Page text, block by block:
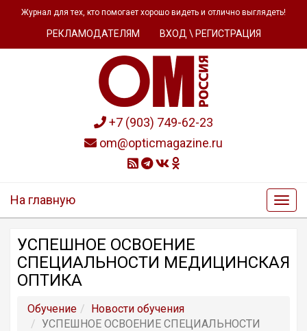
Журнал для тех, кто помогает хорошо видеть и отлично выглядеть!
РЕКЛАМОДАТЕЛЯМ ВХОД \ РЕГИСТРАЦИЯ
+7 (903) 749-62-23
om@opticmagazine.ru
На главную
УСПЕШНОЕ ОСВОЕНИЕ
СПЕЦИАЛЬНОСТИ МЕДИЦИНСКАЯ
ОПТИКА
Обучение
Новости обучения
УСПЕШНОЕ ОСВОЕНИЕ СПЕЦИАЛЬНОСТИ